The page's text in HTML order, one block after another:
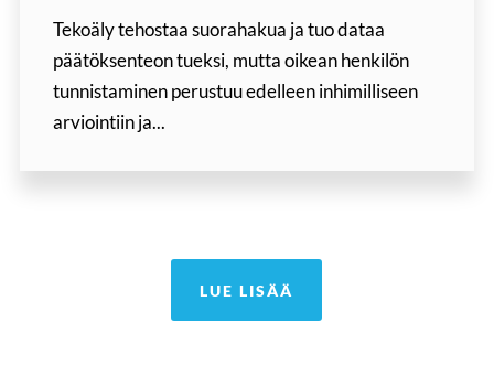
Tekoäly tehostaa suorahakua ja tuo dataa
päätöksenteon tueksi, mutta oikean henkilön
tunnistaminen perustuu edelleen inhimilliseen
arviointiin ja...
LUE LISÄÄ